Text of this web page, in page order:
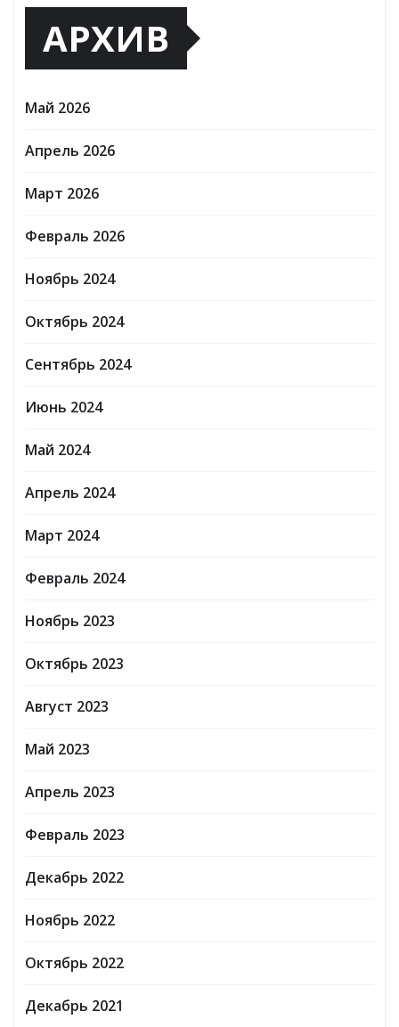
АРХИВ
Май 2026
Апрель 2026
Март 2026
Февраль 2026
Ноябрь 2024
Октябрь 2024
Сентябрь 2024
Июнь 2024
Май 2024
Апрель 2024
Март 2024
Февраль 2024
Ноябрь 2023
Октябрь 2023
Август 2023
Май 2023
Апрель 2023
Февраль 2023
Декабрь 2022
Ноябрь 2022
Октябрь 2022
Декабрь 2021